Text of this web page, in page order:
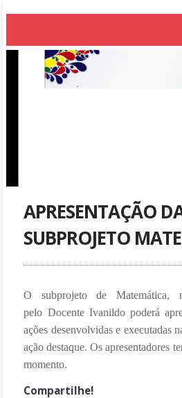
APRESENTAÇÃO
SUBPROJETO
O subprojeto de Matemática,
pelo Docente Ivanildo poderá
ações desenvolvidas e executadas
ação destaque. Os apresentadores
momento.
Compartilhe!